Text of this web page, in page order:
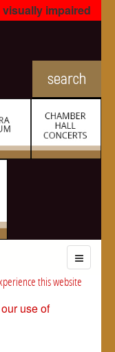
impaired
this website
use of